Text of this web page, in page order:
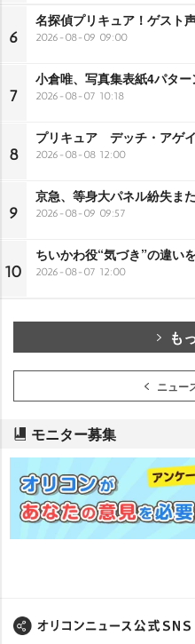
6
名探偵プリキュア！ゲスト
2026-08-09 09:00
7
小倉唯、写真集表紙4パタ
2026-08-07 10:18
8
プリキュア デッチ・アゲ
2026-08-08 12:00
9
京急、等身大パネル紛失ま
2026-08-09 09:57
10
ちいかわ役“気づき”の違い
2026-08-07 12:00
も
ニュー
モニター募集